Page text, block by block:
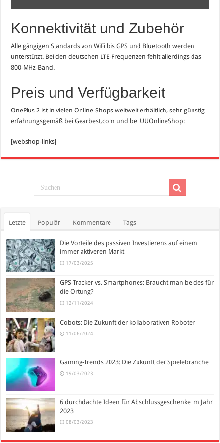
Konnektivität und Zubehör
Alle gängigen Standards von WiFi bis GPS und Bluetooth werden
unterstützt. Bei den deutschen LTE-Frequenzen fehlt allerdings das
800-MHz-Band.
Preis und Verfügbarkeit
OnePlus 2 ist in vielen Online-Shops weltweit erhältlich, sehr günstig
erfahrungsgemäß bei Gearbest.com und bei UUOnlineShop:
[webshop-links]
Letzte Populär Kommentare Tags
Die Vorteile des passiven Investierens auf einem
immer aktiveren Markt
17/03/2025
GPS-Tracker vs. Smartphones: Braucht man beides für
die Ortung?
12/11/2024
Cobots: Die Zukunft der kollaborativen Roboter
11/06/2024
Gaming-Trends 2023: Die Zukunft der Spielebranche
19/03/2023
6 durchdachte Ideen für Abschlussgeschenke im Jahr
2023
08/03/2023